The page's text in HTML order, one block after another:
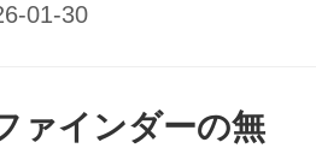
ァインダーの無